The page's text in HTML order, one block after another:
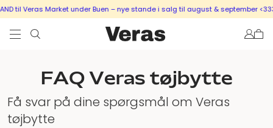
til Veras Market under Buen – nye stande i salg til august & september <333
FAQ Veras tøjbytte
Få svar på dine spørgsmål om Veras
tøjbytte